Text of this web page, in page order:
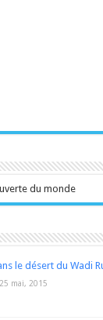
du monde
le désert du Wadi
25 mai, 2015